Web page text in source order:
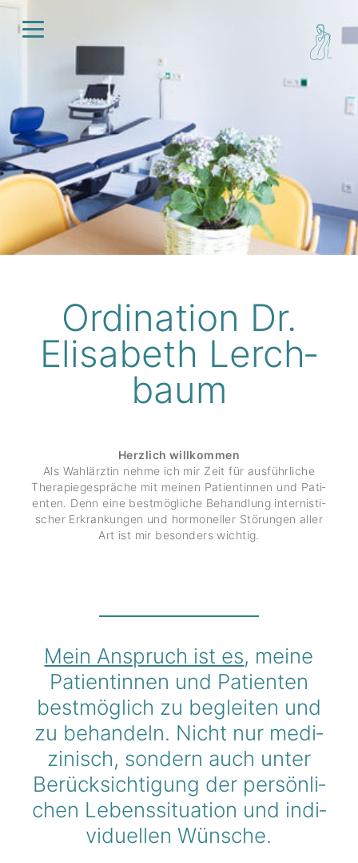
Ordi­na­tion Dr.
Elisa­beth Lerch­
baum
Herzlich willkommen
Als Wahl­ärztin nehme ich mir Zeit für ausführ­liche
Thera­pie­ge­spräche mit meinen Pati­en­tinnen und Pati­
enten. Denn eine best­mög­liche Behand­lung inter­nis­ti­
scher Erkran­kungen und hormo­neller Störungen aller
Art ist mir beson­ders wichtig.
Mein Anspruch ist es, meine
Pati­en­tinnen und Pati­enten
best­mög­lich zu begleiten und
zu behan­deln. Nicht nur medi­
zi­nisch, sondern auch unter
Berück­sich­ti­gung der persön­li­
chen Lebens­si­tua­tion und indi­
vi­du­ellen Wünsche.